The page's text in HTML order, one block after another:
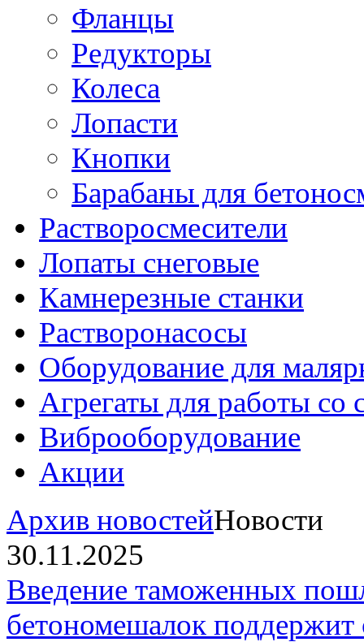
Фланцы
Редукторы
Колеса
Лопасти
Кнопки
Барабаны для
Растворосмесители
Лопаты снеговые
Камнерезные станки
Растворонасосы
Оборудование для
Агрегаты для работы со
Виброоборудование
Акции
Архив новостейНовости
30.11.2025
Введение таможенных
бетономешалок поддержит